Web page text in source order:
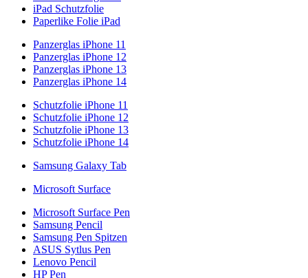
iPad Schutzfolie
Paperlike Folie iPad
Panzerglas iPhone 11
Panzerglas iPhone 12
Panzerglas iPhone 13
Panzerglas iPhone 14
Schutzfolie iPhone 11
Schutzfolie iPhone 12
Schutzfolie iPhone 13
Schutzfolie iPhone 14
Samsung Galaxy Tab
Microsoft Surface
Microsoft Surface Pen
Samsung Pencil
Samsung Pen Spitzen
ASUS Sytlus Pen
Lenovo Pencil
HP Pen